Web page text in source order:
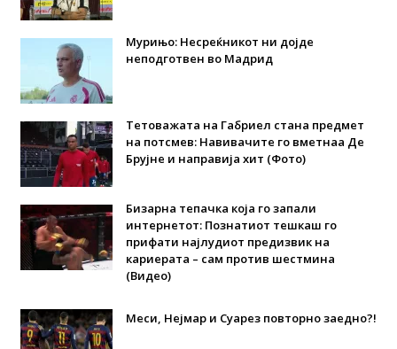
Мурињо: Несреќникот ни дојде
неподготвен во Мадрид
Тетоважата на Габриел стана предмет
на потсмев: Навивачите го вметнаа Де
Брујне и направија хит (Фото)
Бизарна тепачка која го запали
интернетот: Познатиот тешкаш го
прифати најлудиот предизвик на
кариерата – сам против шестмина
(Видео)
Меси, Нејмар и Суарез повторно заедно?!